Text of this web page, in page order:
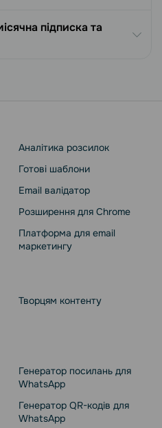
підписка та
Аналітика розсилок
Готові шаблони
Email валідатор
Розширення для Chrome
Платформа для email
маркетингу
Творцям контенту
Генератор посилань для
WhatsApp
Генератор QR-кодів для
WhatsApp